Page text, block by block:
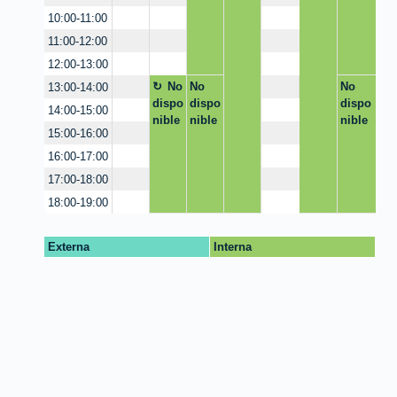
10:00-11:00
11:00-12:00
12:00-13:00
13:00-14:00
No
dispo
nible
No
dispo
nible
No
dispo
nible
14:00-15:00
15:00-16:00
16:00-17:00
17:00-18:00
18:00-19:00
Externa Interna